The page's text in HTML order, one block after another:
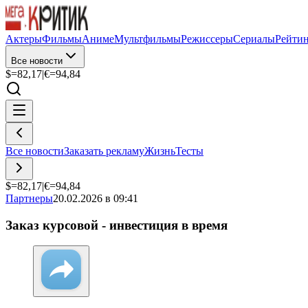
АктерыФильмыАнимеМультфильмыРежиссерыСериалы
Все новости
$=82,17|€=94,84
Все новостиЗаказать рекламуЖизньТесты
$=82,17|€=94,84
Партнеры20.02.2026 в 09:41
Заказ курсовой - инвестиция в время